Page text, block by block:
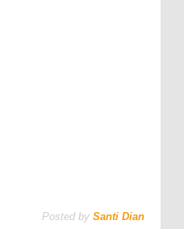
Posted by Santi Dian